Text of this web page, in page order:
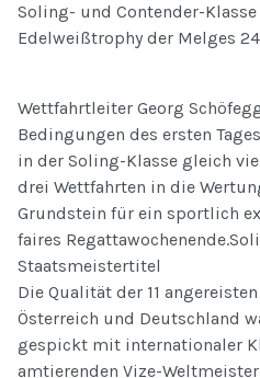
Soling- und Contender-
Edelweißtrophy der Melges
Wettfahrtleiter Georg
Bedingungen des ersten
in der Soling-Klasse gleich
drei Wettfahrten in die
Grundstein für ein sportlich
faires
Staatsmeistertitel
Die Qualität der 11
Österreich und Deutschland
gespickt mit internationaler
amtierenden Vize-